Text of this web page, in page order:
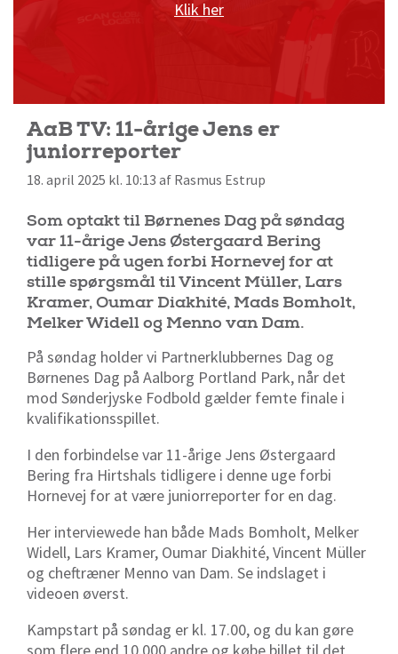
Klik her
AaB TV: 11-årige Jens er
juniorreporter
18. april 2025 kl. 10:13 af Rasmus Estrup
Som optakt til Børnenes Dag på søndag
var 11-årige Jens Østergaard Bering
tidligere på ugen forbi Hornevej for at
stille spørgsmål til Vincent Müller, Lars
Kramer, Oumar Diakhité, Mads Bomholt,
Melker Widell og Menno van Dam.
På søndag holder vi Partnerklubbernes Dag og
Børnenes Dag på Aalborg Portland Park, når det
mod Sønderjyske Fodbold gælder femte finale i
kvalifikationsspillet.
I den forbindelse var 11-årige Jens Østergaard
Bering fra Hirtshals tidligere i denne uge forbi
Hornevej for at være juniorreporter for en dag.
Her interviewede han både Mads Bomholt, Melker
Widell, Lars Kramer, Oumar Diakhité, Vincent Müller
og cheftræner Menno van Dam. Se indslaget i
videoen øverst.
Kampstart på søndag er kl. 17.00, og du kan gøre
som flere end 10.000 andre og købe billet til det